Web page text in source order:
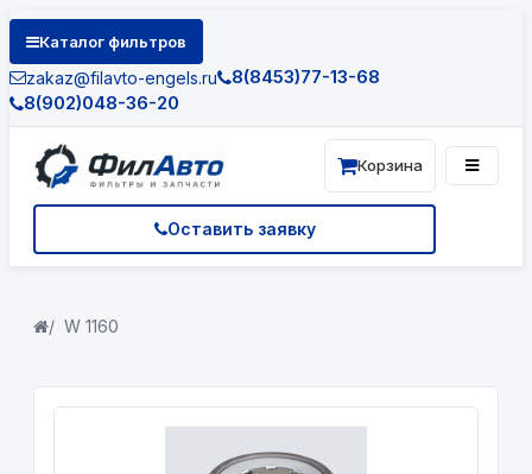
Каталог фильтров
zakaz@filavto-engels.ru
8(8453)77-13-68
8(902)048-36-20
Оставить заявку
Корзина
W 1160